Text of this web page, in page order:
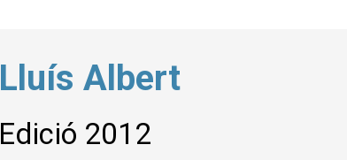
Lluís Albert
Edició 2012